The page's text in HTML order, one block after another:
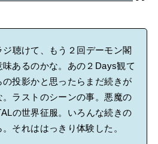
聴けて、もう２回デーモン閣
あるのかな。あの２Days観て
投影かと思ったらまだ続きが
ラストのシーンの事。悪魔の
の世界征服。いろんな続きの
それははっきり体験した。